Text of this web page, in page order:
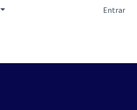
Mostrar submenu para traduçõesEntrar